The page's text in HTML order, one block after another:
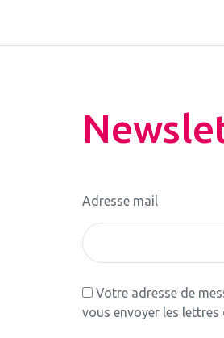
Adresse mail
Votre adresse de
vous envoyer les